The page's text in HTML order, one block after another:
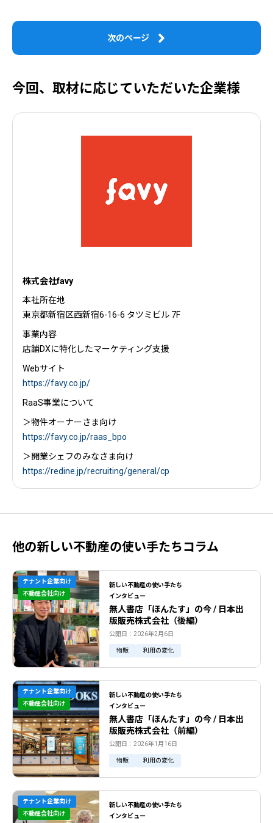
次のページ
今回、取材に応じていただいた企業様
株式会社favy
本社所在地
東京都新宿区西新宿6-16-6 タツミビル 7F
事業内容
店舗DXに特化したマーケティング支援
Webサイト
https://favy.co.jp/
RaaS事業について
＞物件オーナーさま向け
https://favy.co.jp/raas_bpo
＞開業シェフのみなさま向け
https://redine.jp/recruiting/general/cp
他の新しい不動産の使い手たちコラム
新しい不動産の使い手たち
インタビュー
無人書店「ほんたす」の今 / 日本出
版販売株式会社（後編）
公開日：2026年2月6日
物販 利用の変化
テナント企業向け
不動産会社向け
新しい不動産の使い手たち
インタビュー
無人書店「ほんたす」の今 / 日本出
版販売株式会社（前編）
公開日：2026年1月16日
物販 利用の変化
テナント企業向け
不動産会社向け
新しい不動産の使い手たち
インタビュー
テナント企業向け
不動産会社向け